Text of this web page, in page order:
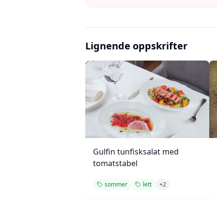
Lignende oppskrifter
Gulfin tunfisksalat med
tomatstabel
sommer lett +2